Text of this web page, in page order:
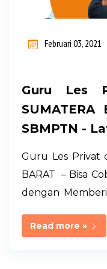
Februari 03, 2021
Guru Les
SUMATERA
SBMPTN -
Guru Les Privat
BARAT – Bisa
dengan
Hometutoring -
Read more »